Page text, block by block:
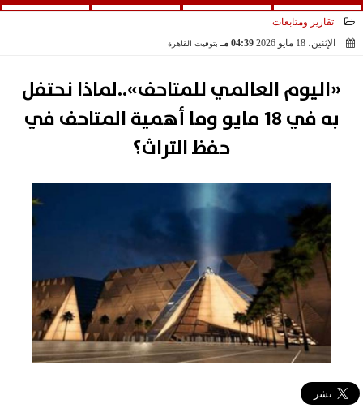
تقارير ومتابعات
الإثنين، 18 مايو 2026
04:39 مـ بتوقيت القاهرة
«اليوم العالمي للمتاحف»..لماذا نحتفل
به في 18 مايو وما أهمية المتاحف في
حفظ التراث؟